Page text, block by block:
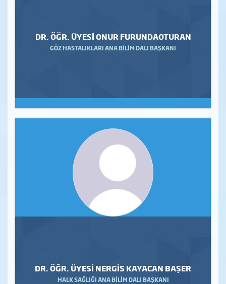
DR. ÖĞR. ÜYESİ ONUR FURUNDAOTURAN
GÖZ HASTALIKLARI ANA BİLİM DALI BAŞKANI
DR. ÖĞR. ÜYESİ NERGİS KAYACAN BAŞER
HALK SAĞLIĞI ANA BİLİM DALI BAŞKANI